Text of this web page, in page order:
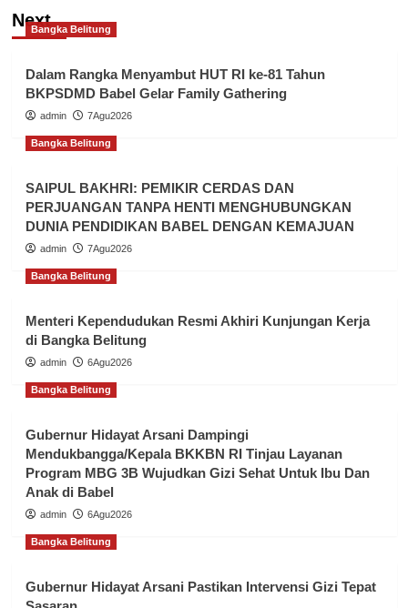
NextBangka Belitung
Dalam Rangka Menyambut HUT RI ke-81 Tahun
BKPSDMD Babel Gelar Family Gathering
admin 7Agu2026
Bangka Belitung
SAIPUL BAKHRI: PEMIKIR CERDAS DAN
PERJUANGAN TANPA HENTI MENGHUBUNGKAN
DUNIA PENDIDIKAN BABEL DENGAN KEMAJUAN
admin 7Agu2026
Bangka Belitung
Menteri Kependudukan Resmi Akhiri Kunjungan Kerja
di Bangka Belitung
admin 6Agu2026
Bangka Belitung
Gubernur Hidayat Arsani Dampingi
Mendukbangga/Kepala BKKBN RI Tinjau Layanan
Program MBG 3B Wujudkan Gizi Sehat Untuk Ibu Dan
Anak di Babel
admin 6Agu2026
Bangka Belitung
Gubernur Hidayat Arsani Pastikan Intervensi Gizi Tepat